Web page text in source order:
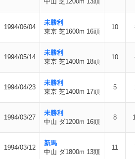
1994/06/04
未勝利
東京 芝1600m 16頭
10
1994/05/14
未勝利
東京 芝1400m 18頭
10
1994/04/23
未勝利
東京 芝1400m 17頭
5
1994/03/27
未勝利
中山 ダ1200m 16頭
8
1994/03/12
新馬
中山 ダ1800m 13頭
11